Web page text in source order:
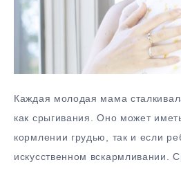
Каждая молодая мама
как срыгивания. Оно может
кормлении грудью, так и если
искусственном вскармливании.